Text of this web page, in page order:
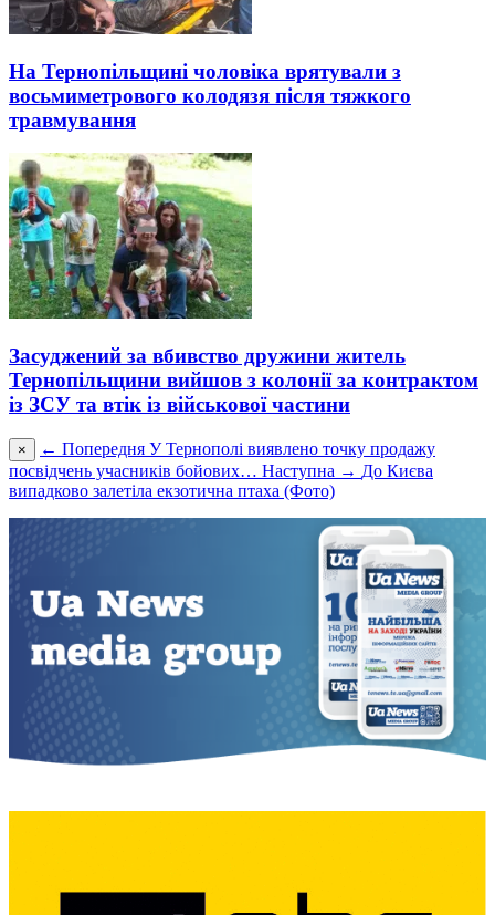
На Тернопільщині чоловіка врятували з
восьмиметрового колодязя після тяжкого
травмування
Засуджений за вбивство дружини житель
Тернопільщини вийшов з колонії за контрактом
із ЗСУ та втік із військової частини
× ← Попередня У Тернополі виявлено точку продажу
посвідчень учасників бойових… Наступна → До Києва
випадково залетіла екзотична птаха (Фото)